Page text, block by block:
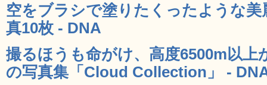
空をブラシで塗りたくったような
真10枚 - DNA
撮るほうも命がけ、高度6500m以上
の写真集「Cloud Collection」 -